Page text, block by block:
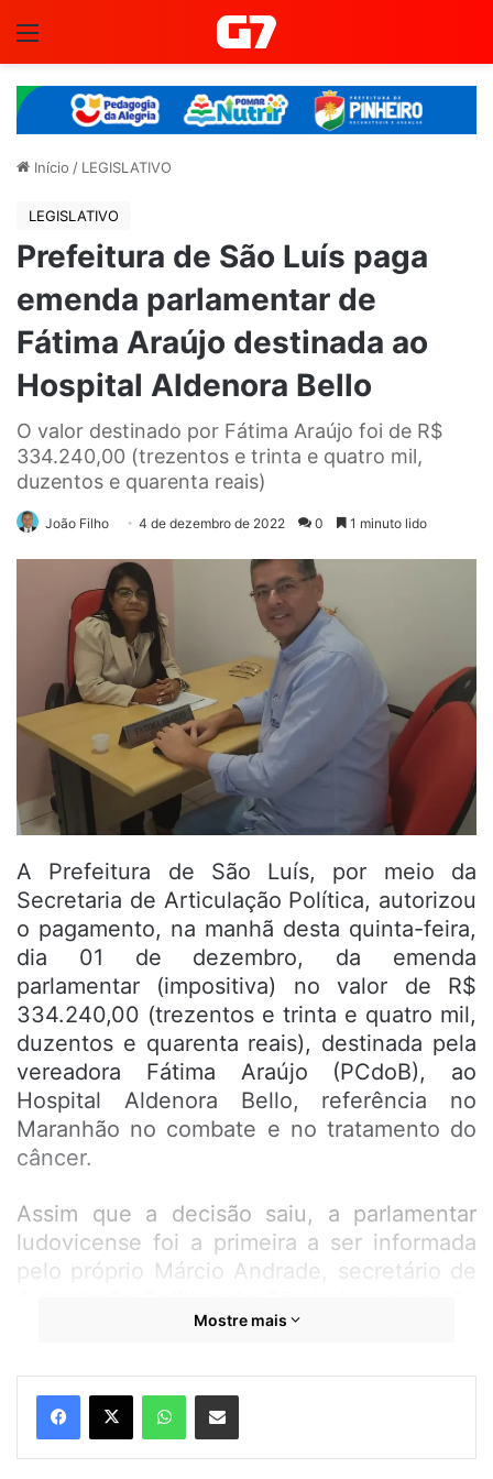
Início / LEGISLATIVO
LEGISLATIVO
Prefeitura de São Luís paga
emenda parlamentar de
Fátima Araújo destinada ao
Hospital Aldenora Bello
O valor destinado por Fátima Araújo foi de R$
334.240,00 (trezentos e trinta e quatro mil,
duzentos e quarenta reais)
João Filho 4 de dezembro de 2022 0 1 minuto lido
A Prefeitura de São Luís, por meio da
Secretaria de Articulação Política, autorizou
o pagamento, na manhã desta quinta-feira,
dia 01 de dezembro, da emenda
parlamentar (impositiva) no valor de R$
334.240,00 (trezentos e trinta e quatro mil,
duzentos e quarenta reais), destinada pela
vereadora Fátima Araújo (PCdoB), ao
Hospital Aldenora Bello, referência no
Maranhão no combate e no tratamento do
câncer.
Assim que a decisão saiu, a parlamentar
ludovicense foi a primeira a ser informada
pelo próprio Márcio Andrade, secretário de
do prefeito Eduardo Braide.
“Muito feliz com a notícia que recebi mais
cedo da autorização do pagamento da
emenda para seu destino final que é o
Mostre mais